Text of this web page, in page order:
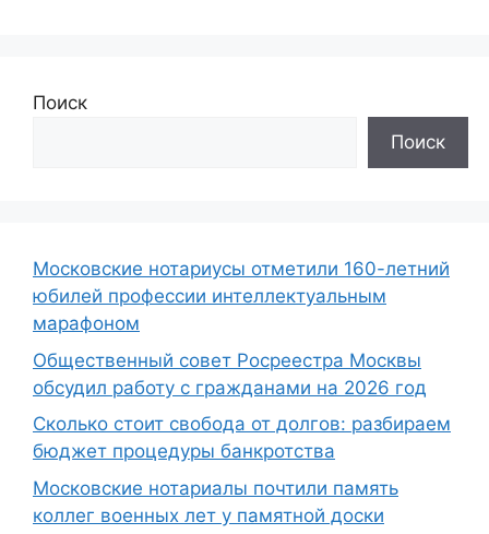
Поиск
Поиск
Московские нотариусы отметили 160-летний
юбилей профессии интеллектуальным
марафоном
Общественный совет Росреестра Москвы
обсудил работу с гражданами на 2026 год
Сколько стоит свобода от долгов: разбираем
бюджет процедуры банкротства
Московские нотариалы почтили память
коллег военных лет у памятной доски